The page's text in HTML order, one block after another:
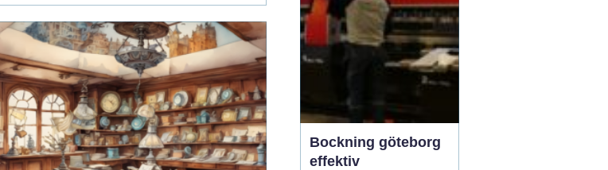
bättre arbetsmiljö och
kräver minimalt
underhåll.
Bockning göteborg
effektiv